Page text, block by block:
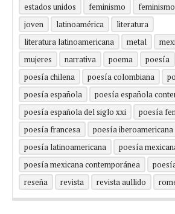
estados unidos
feminismo
joven
latinoamérica
literatura
literatura latinoamericana
metal
mujeres
narrativa poema poesía
poesía chilena
poesía colombiana
poesía española
poesía española
poesía española del siglo xxi
poesía
poesía francesa
poesía iberoamericana
poesía latinoamericana
poesía
poesía mexicana contemporánea
reseña
revista revista aullido